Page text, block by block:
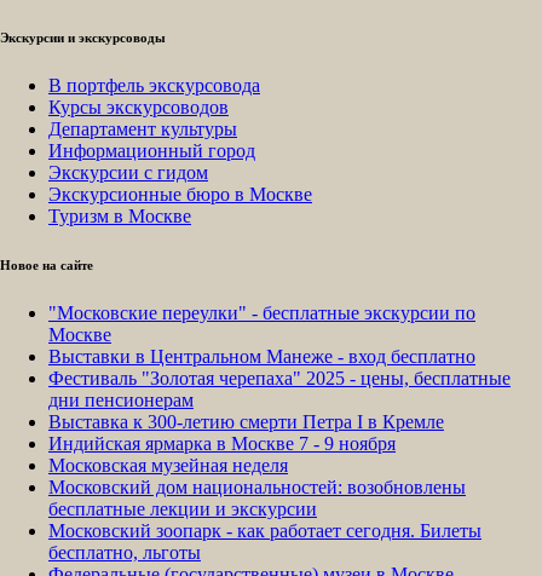
Экскурсии и экскурсоводы
В портфель экскурсовода
Курсы экскурсоводов
Департамент культуры
Информационный город
Экскурсии с гидом
Экскурсионные бюро в Москве
Туризм в Москве
Новое на сайте
"Московские переулки" - бесплатные экскурсии по
Москве
Выставки в Центральном Манеже - вход бесплатно
Фестиваль "Золотая черепаха" 2025 - цены, бесплатные
дни пенсионерам
Выставка к 300-летию смерти Петра I в Кремле
Индийская ярмарка в Москве 7 - 9 ноября
Московская музейная неделя
Московский дом национальностей: возобновлены
бесплатные лекции и экскурсии
Московский зоопарк - как работает сегодня. Билеты
бесплатно, льготы